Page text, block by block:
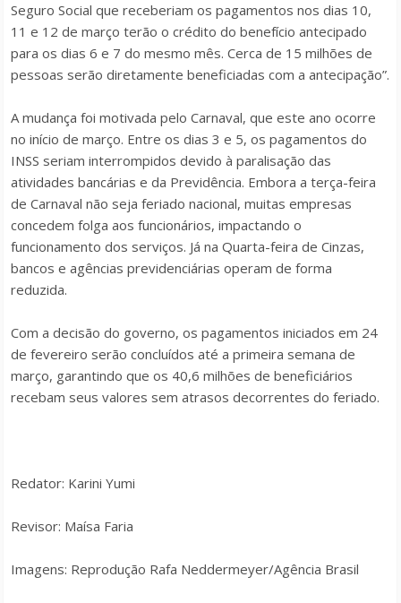
Seguro Social que receberiam os pagamentos nos dias 10,
11 e 12 de março terão o crédito do benefício antecipado
para os dias 6 e 7 do mesmo mês. Cerca de 15 milhões de
pessoas serão diretamente beneficiadas com a antecipação”.
A mudança foi motivada pelo Carnaval, que este ano ocorre
no início de março. Entre os dias 3 e 5, os pagamentos do
INSS seriam interrompidos devido à paralisação das
atividades bancárias e da Previdência. Embora a terça-feira
de Carnaval não seja feriado nacional, muitas empresas
concedem folga aos funcionários, impactando o
funcionamento dos serviços. Já na Quarta-feira de Cinzas,
bancos e agências previdenciárias operam de forma
reduzida.
Com a decisão do governo, os pagamentos iniciados em 24
de fevereiro serão concluídos até a primeira semana de
março, garantindo que os 40,6 milhões de beneficiários
recebam seus valores sem atrasos decorrentes do feriado.
Redator: Karini Yumi
Revisor: Maísa Faria
Imagens: Reprodução Rafa Neddermeyer/Agência Brasil